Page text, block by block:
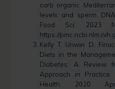
carb organic
levels and sperm
Food Sci. 2023
https://
Kelly T, Unwin D,
Diets in the
Diabetes: A Review
Approach in
Health. 2020